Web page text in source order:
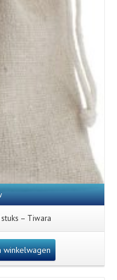
– Tiwara
winkelwagen